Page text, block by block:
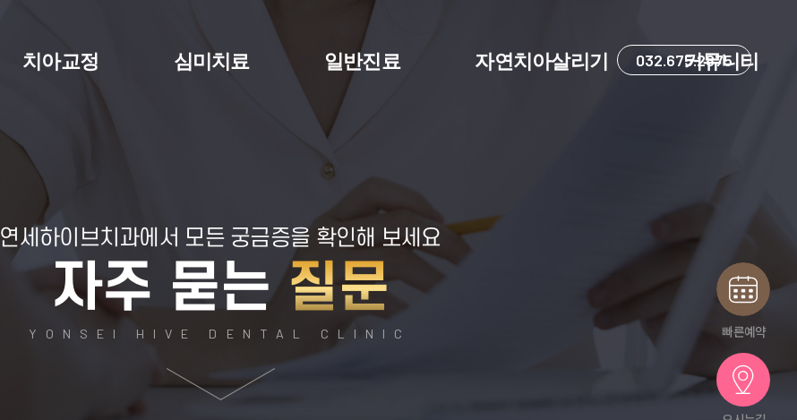
치아교정 심미치료 일반진료 자연치아살리기 커뮤니티
032.675.2875
연세하이브치과에서 모든 궁금증을 확인해 보세요
자주 묻는질문
YONSEI HIVE DENTAL CLINIC 빠른예약